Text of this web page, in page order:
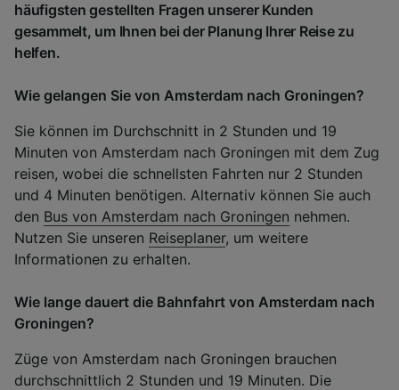
häufigsten gestellten Fragen unserer Kunden
gesammelt, um Ihnen bei der Planung Ihrer Reise zu
helfen.
Wie gelangen Sie von Amsterdam nach Groningen?
Sie können im Durchschnitt in 2 Stunden und 19
Minuten von Amsterdam nach Groningen mit dem Zug
reisen, wobei die schnellsten Fahrten nur 2 Stunden
und 4 Minuten benötigen. Alternativ können Sie auch
den Bus von Amsterdam nach Groningen nehmen.
Nutzen Sie unseren Reiseplaner, um weitere
Informationen zu erhalten.
Wie lange dauert die Bahnfahrt von Amsterdam nach
Groningen?
Züge von Amsterdam nach Groningen brauchen
durchschnittlich 2 Stunden und 19 Minuten. Die